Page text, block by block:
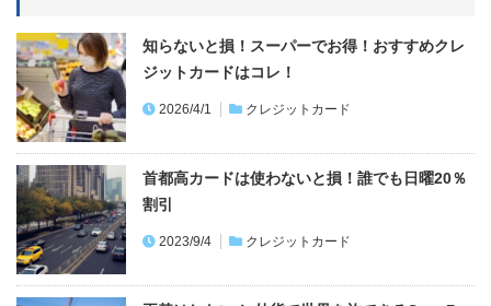
知らないと損！スーパーでお得！おすすめクレ
ジットカードはコレ！
2026/4/1 クレジットカード
首都高カードは使わないと損！誰でも日曜20％
割引
2023/9/4 クレジットカード